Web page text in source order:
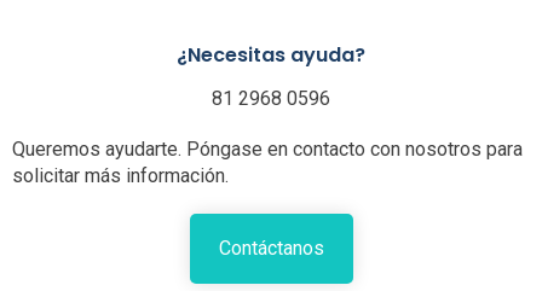
¿Necesitas ayuda?
81 2968 0596
Queremos ayudarte. Póngase en contacto con nosotros para
solicitar más información.
Contáctanos